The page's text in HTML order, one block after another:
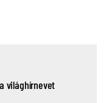
világhírnevet